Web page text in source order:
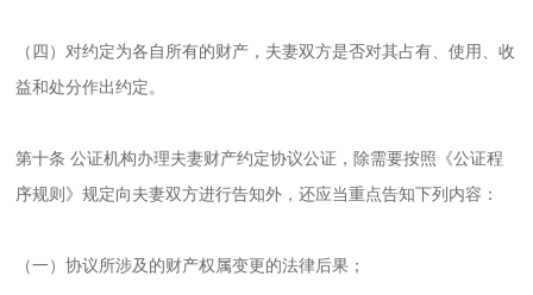
（四）对约定为各自所有的财产，夫妻双方是否对其占有、使用、收
益和处分作出约定。
第十条 公证机构办理夫妻财产约定协议公证，除需要按照《公证程
序规则》规定向夫妻双方进行告知外，还应当重点告知下列内容：
（一）协议所涉及的财产权属变更的法律后果；